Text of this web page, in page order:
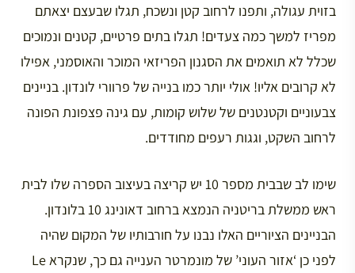
בזוית עגולה, ותפנו לרחוב קטן ונשכח, תגלו שבעצם יצאתם
מפריז למשך כמה צעדים! תגלו בתים פרטיים, קטנים ונמוכים
שכלל לא תואמים את הסגנון הפריזאי המוכר והאוסמני, אפילו
לא קרובים אליו! אולי יותר כמו בנייה של פרוורי לונדון. בניינים
צבעוניים וקטנטנים של שלוש קומות, עם גינה פצפונת הפונה
לרחוב השקט, וגגות רעפים מחודדים.
שימו לב שבבית מספר 10 יש קריצה בעיצוב הספרה שלו לבית
ראש ממשלת בריטניה הנמצא ברחוב דאונינג 10 בלונדון.
הבניינים הציוריים האלו נבנו על חורבותיו של המקום שהיה
לפני כן ‘אזור העוני’ של מונמרטר הענייה גם כך, שנקרא Le